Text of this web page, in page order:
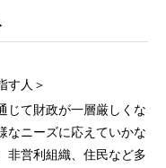
す人＞
じて財政が一層厳しくな
なニーズに応えていかな
非営利組織、住民など多